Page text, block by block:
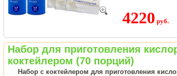
4220 руб.
Набор для приготовления
коктейлером (70 порций)
Набор с коктейлером для приготовления